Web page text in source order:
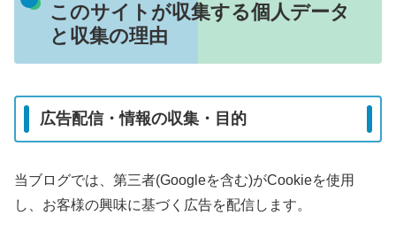
このサイトが収集する個人データ
と収集の理由
広告配信・情報の収集・目的
当ブログでは、第三者(Googleを含む)がCookieを使用
し、お客様の興味に基づく広告を配信します。